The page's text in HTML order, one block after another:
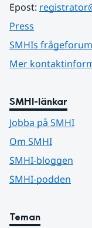
Epost:
Press
SMHIs frågeforum
Mer
SMHI-länkar
Jobba på SMHI
Om SMHI
SMHI-bloggen
SMHI-podden
Teman